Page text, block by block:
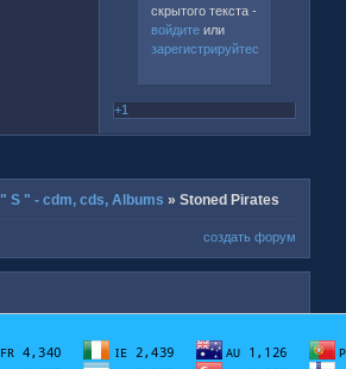
скрытого текста -
войдитеили
зарегистрируйтесь
+1
" S " - cdm, cds, Albums »Stoned Pirates
создать форум